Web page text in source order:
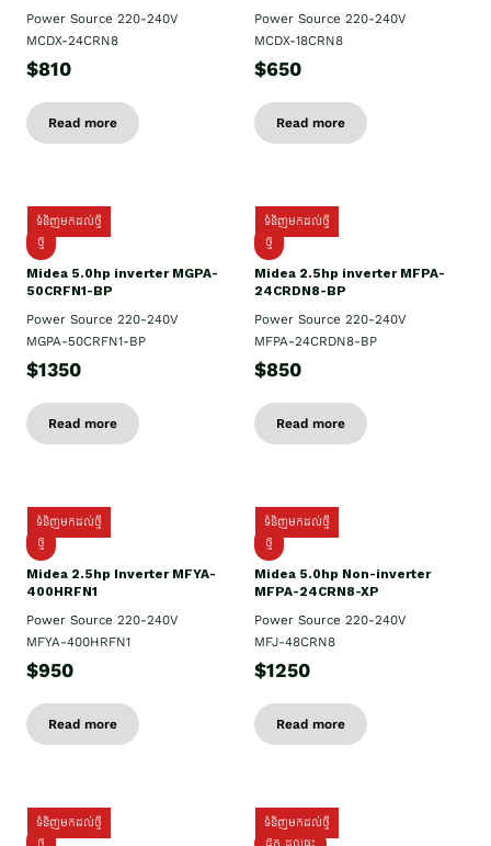
Power Source 220-240V
MCDX-24CRN8
$810
Read more
Power Source 220-240V
MCDX-18CRN8
$650
Read more
ទំនិញមកដល់ថ្មី
ថ្មី
Midea 5.0hp inverter MGPA-
50CRFN1-BP
Power Source 220-240V
MGPA-50CRFN1-BP
$1350
Read more
ទំនិញមកដល់ថ្មី
ថ្មី
Midea 2.5hp​ inverter MFPA-
24CRDN8-BP
Power Source 220-240V
MFPA-24CRDN8-BP
$850
Read more
ទំនិញមកដល់ថ្មី
ថ្មី
Midea 2.5hp Inverter MFYA-
400HRFN1
Power Source 220-240V
MFYA-400HRFN1
$950
Read more
ទំនិញមកដល់ថ្មី
ថ្មី
Midea 5.0hp Non-inverter
MFPA-24CRN8-XP
Power Source 220-240V
MFJ-48CRN8
$1250
Read more
ទំនិញមកដល់ថ្មី
ទំនិញមកដល់ថ្មី